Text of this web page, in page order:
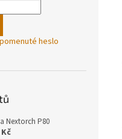
heslo
Nextorch P80
Kč